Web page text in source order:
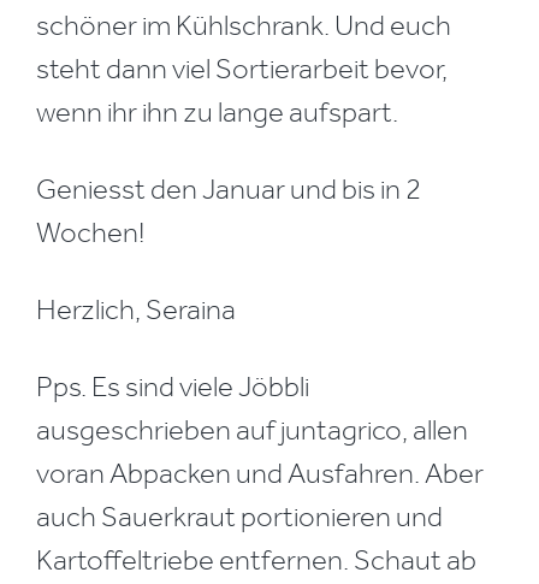
schöner im Kühlschrank. Und euch
steht dann viel Sortierarbeit bevor,
wenn ihr ihn zu lange aufspart.
Geniesst den Januar und bis in 2
Wochen!
Herzlich, Seraina
Pps. Es sind viele Jöbbli
ausgeschrieben auf juntagrico, allen
voran Abpacken und Ausfahren. Aber
auch Sauerkraut portionieren und
Kartoffeltriebe entfernen. Schaut ab